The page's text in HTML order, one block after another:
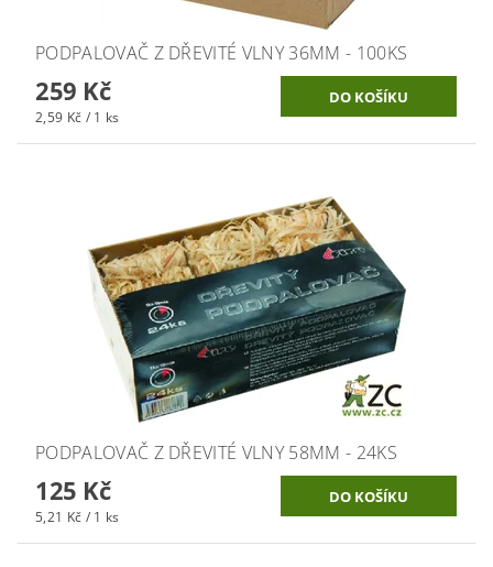
PODPALOVAČ Z DŘEVITÉ VLNY 36MM - 100KS
259 Kč
2,59 Kč / 1 ks
PODPALOVAČ Z DŘEVITÉ VLNY 58MM - 24KS
125 Kč
5,21 Kč / 1 ks